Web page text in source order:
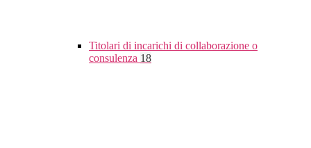
Titolari di incarichi di collaborazione o
consulenza 18